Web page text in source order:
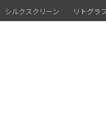
シルクスクリーン リトグラフ